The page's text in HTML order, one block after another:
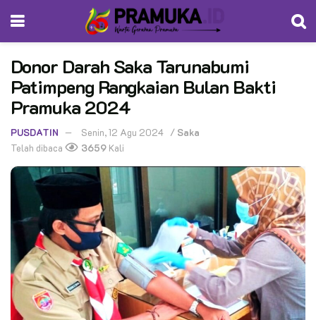
Donor Darah Saka Tarunabumi
Patimpeng Rangkaian Bulan Bakti
Pramuka 2024
PUSDATIN Senin, 12 Agu 2024 / Saka
Telah dibaca
3659 Kali